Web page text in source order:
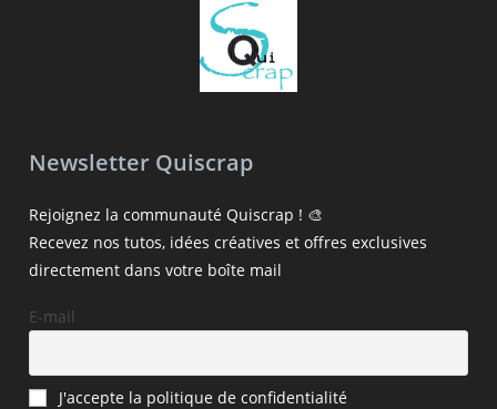
Newsletter Quiscrap
Rejoignez la communauté Quiscrap ! 🎨
Recevez nos tutos, idées créatives et offres exclusives
directement dans votre boîte mail
E-mail
J'accepte la politique de confidentialité